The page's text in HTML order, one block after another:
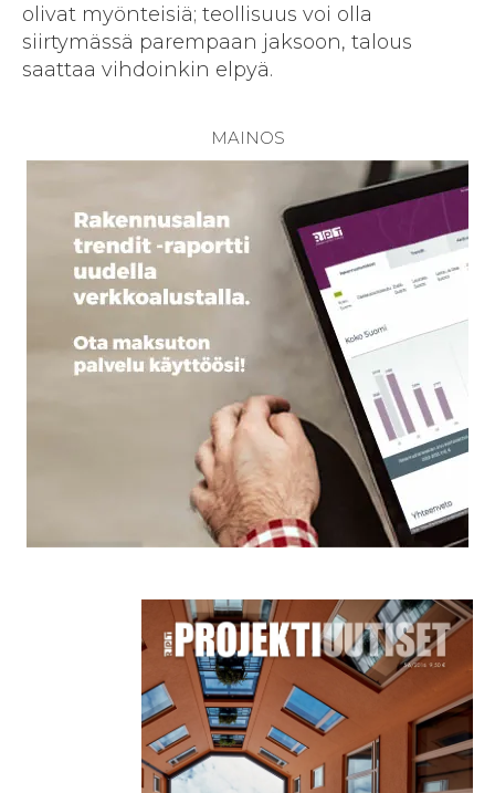
olivat myönteisiä; teollisuus voi olla
siirtymässä parempaan jaksoon, talous
saattaa vihdoinkin elpyä.